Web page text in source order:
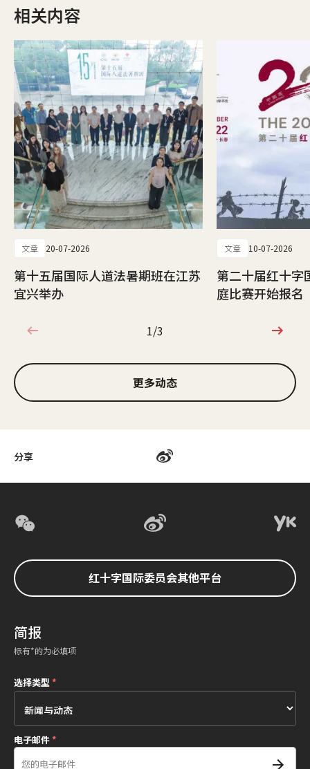
分享
相关内容
文章 20-07-2026
第十五届国际人道法暑期班在江苏
宜兴举办
文章 10-07-2026
第二十届红十字
庭比赛开始报名
1/3
1/3
更多动态
红十字国际委员会其他平台
简报
标有*的为必填项
选择类型*
电子邮件*